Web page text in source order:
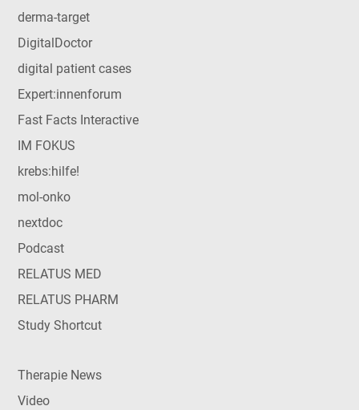
derma-target
DigitalDoctor
digital patient cases
Expert:innenforum
Fast Facts Interactive
IM FOKUS
krebs:hilfe!
mol-onko
nextdoc
Podcast
RELATUS MED
RELATUS PHARM
Study Shortcut
Therapie News
Video